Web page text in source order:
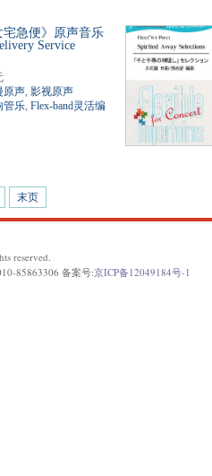
宅急便》原声音乐
Service
原声, 影视原声
管乐, Flex-band灵活编
末页
reserved.
85863306 备案号:京ICP备12049184号-1